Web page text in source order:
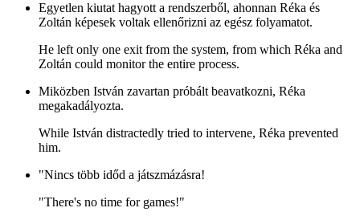
Egyetlen kiutat hagyott a rendszerből, ahonnan Réka és
Zoltán képesek voltak ellenőrizni az egész folyamatot.
He left only one exit from the system, from which Réka and
Zoltán could monitor the entire process.
Miközben István zavartan próbált beavatkozni, Réka
megakadályozta.
While István distractedly tried to intervene, Réka prevented
him.
"Nincs több időd a játszmázásra!
"There's no time for games!"